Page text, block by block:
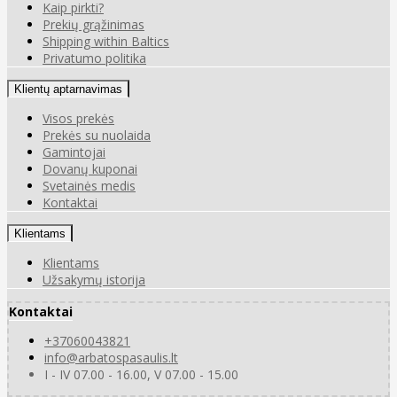
Kaip pirkti?
Prekių grąžinimas
Shipping within Baltics
Privatumo politika
Klientų aptarnavimas
Visos prekės
Prekės su nuolaida
Gamintojai
Dovanų kuponai
Svetainės medis
Kontaktai
Klientams
Klientams
Užsakymų istorija
Kontaktai
+37060043821
info@arbatospasaulis.lt
I - IV 07.00 - 16.00, V 07.00 - 15.00